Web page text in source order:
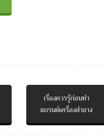
เรื่องควรรู้ก่อนทำ
แบรนด์เครื่องสำอาง